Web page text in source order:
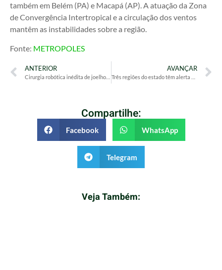
também em Belém (PA) e Macapá (AP). A atuação da Zona
de Convergência Intertropical e a circulação dos ventos
mantêm as instabilidades sobre a região.
Fonte: METROPOLES
ANTERIOR AVANÇAR
Compartilhe:
Facebook WhatsApp
Telegram
Veja Também: